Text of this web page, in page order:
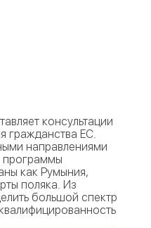
консультации
гражданства ЕС.
направлениями
программы
как Румыния,
поляка. Из
большой спектр